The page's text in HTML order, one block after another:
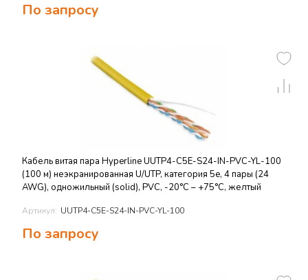
По запросу
Кабель витая пара Hyperline UUTP4-C5E-S24-IN-PVC-YL-100
(100 м) неэкранированная U/UTP, категория 5e, 4 пары (24
AWG), одножильный (solid), PVC, -20°C – +75°C, желтый
Артикул: UUTP4-C5E-S24-IN-PVC-YL-100
По запросу